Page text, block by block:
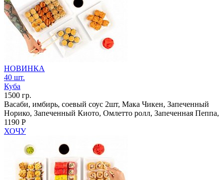
НОВИНКА
40 шт.
Куба
1500 гр.
Васаби, имбирь, соевый соус 2шт, Мака Чикен, Запеченный
Норико, Запеченный Киото, Омлетто ролл, Запеченная Пеппа,
1190 Р
ХОЧУ